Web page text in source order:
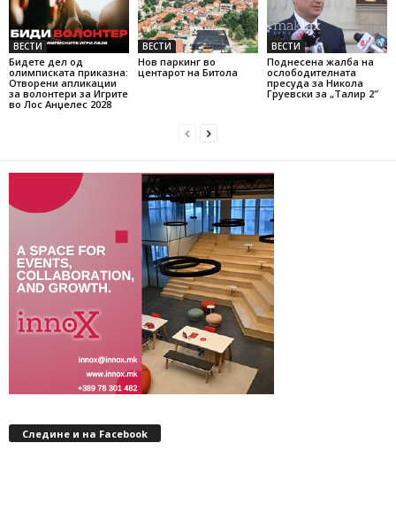
ВЕСТИ
Бидете дел од
олимписката приказна:
Отворени апликации
за волонтери за Игрите
во Лос Анџелес 2028
ВЕСТИ
Нов паркинг во
центарот на Битола
ВЕСТИ
Поднесена жалба на
ослободителната
пресуда за Никола
Груевски за „Талир 2″
Следине и на Facebook